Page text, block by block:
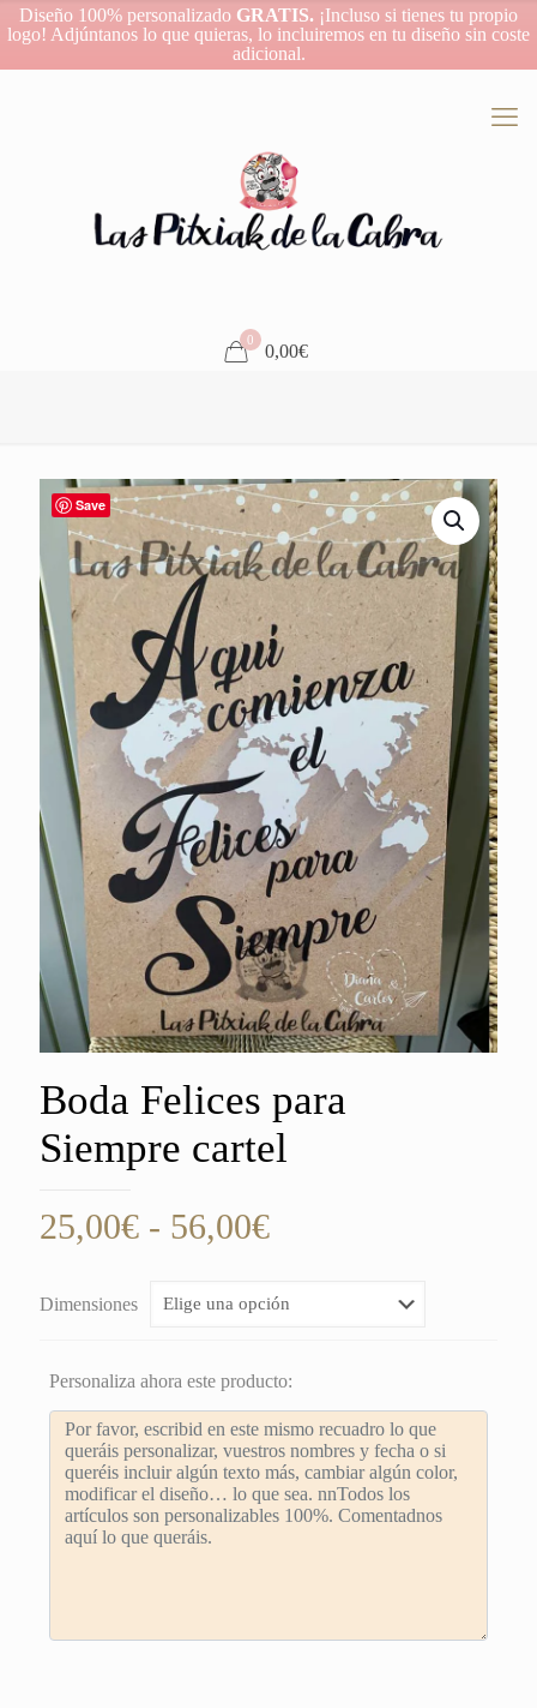
Diseño 100% personalizado GRATIS. ¡Incluso si tienes tu propio
logo! Adjúntanos lo que quieras, lo incluiremos en tu diseño sin coste
adicional.
0
0,00€
Save
Boda Felices para
Siempre cartel
25,00€ - 56,00€Rango
precios:
25,00€
hasta
56,00€
Dimensiones
Personaliza ahora este producto: